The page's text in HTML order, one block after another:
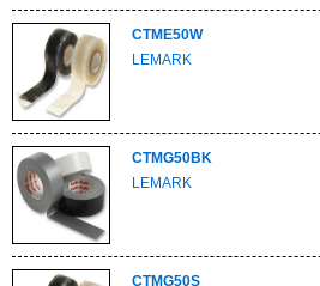
CTME50W
LEMARK
CTMG50BK
LEMARK
CTMG50S